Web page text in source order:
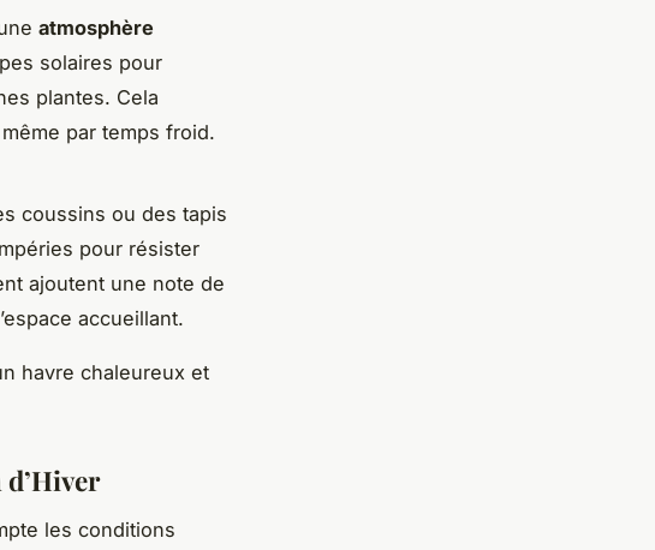
atmosphère
solaires pour
plantes. Cela
par temps froid.
coussins ou des tapis
pour résister
ajoutent une note de
accueillant.
havre chaleureux et
les conditions